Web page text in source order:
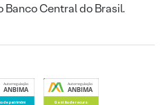
Central do Brasil.